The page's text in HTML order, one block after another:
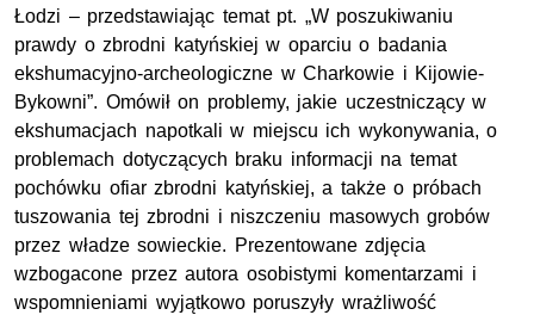
Łodzi – przedstawiając temat pt. „W poszukiwaniu
prawdy o zbrodni katyńskiej w oparciu o badania
ekshumacyjno-archeologiczne w Charkowie i Kijowie-
Bykowni”. Omówił on problemy, jakie uczestniczący w
ekshumacjach napotkali w miejscu ich wykonywania, o
problemach dotyczących braku informacji na temat
pochówku ofiar zbrodni katyńskiej, a także o próbach
tuszowania tej zbrodni i niszczeniu masowych grobów
przez władze sowieckie. Prezentowane zdjęcia
wzbogacone przez autora osobistymi komentarzami i
wspomnieniami wyjątkowo poruszyły wrażliwość